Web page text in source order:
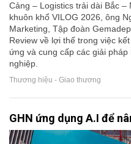
Cảng – Logistics trải dài Bắc
khuôn khổ VILOG 2026, ông
Marketing, Tập đoàn
Review về lợi thế trong việc
ứng và cung cấp các giải
nghiệp.
Thương hiệu - Giao thương
GHN ứng dụng A.I để